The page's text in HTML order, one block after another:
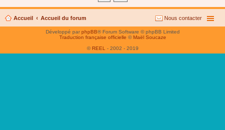
Accueil Accueil du forum Nous contacter
Développé parphpBB® Forum Software © phpBB Limited
Traduction française officielle © Maël Soucaze
© REEL - 2002 - 2019